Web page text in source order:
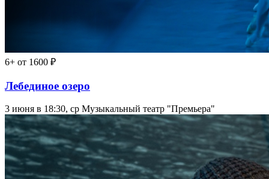
6+ от 1600 ₽
Лебединое озеро
3 июня в 18:30, ср Музыкальный театр "Премьера"